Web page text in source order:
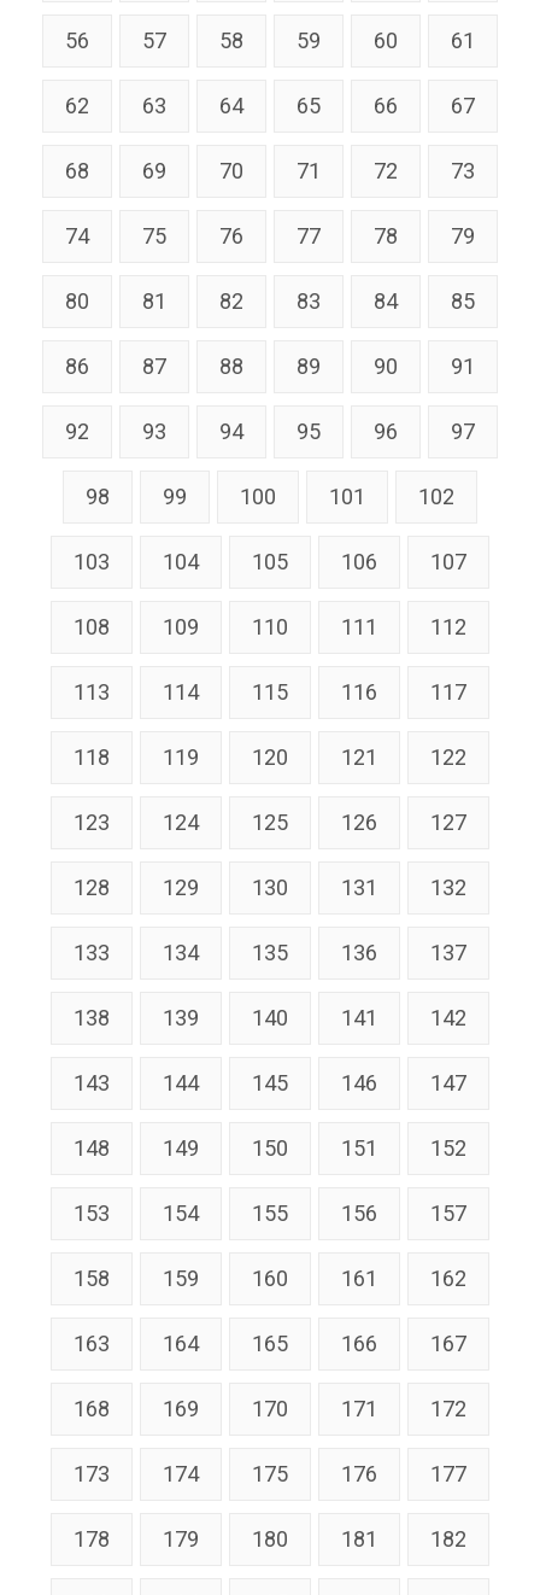
56 57 58 59 60 61
62 63 64 65 66 67
68 69 70 71 72 73
74 75 76 77 78 79
80 81 82 83 84 85
86 87 88 89 90 91
92 93 94 95 96 97
98 99 100 101 102
103 104 105 106 107
108 109 110 111 112
113 114 115 116 117
118 119 120 121 122
123 124 125 126 127
128 129 130 131 132
133 134 135 136 137
138 139 140 141 142
143 144 145 146 147
148 149 150 151 152
153 154 155 156 157
158 159 160 161 162
163 164 165 166 167
168 169 170 171 172
173 174 175 176 177
178 179 180 181 182